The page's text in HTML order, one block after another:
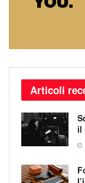
Articoli
il